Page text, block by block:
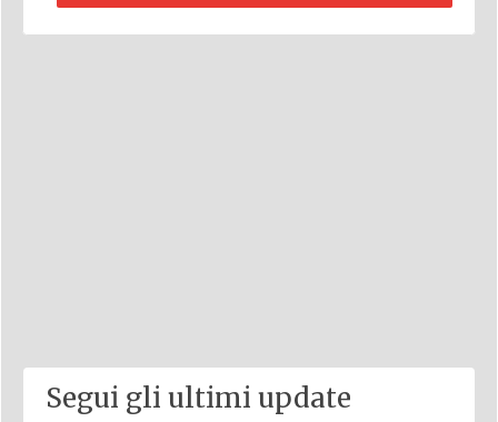
Segui gli ultimi update